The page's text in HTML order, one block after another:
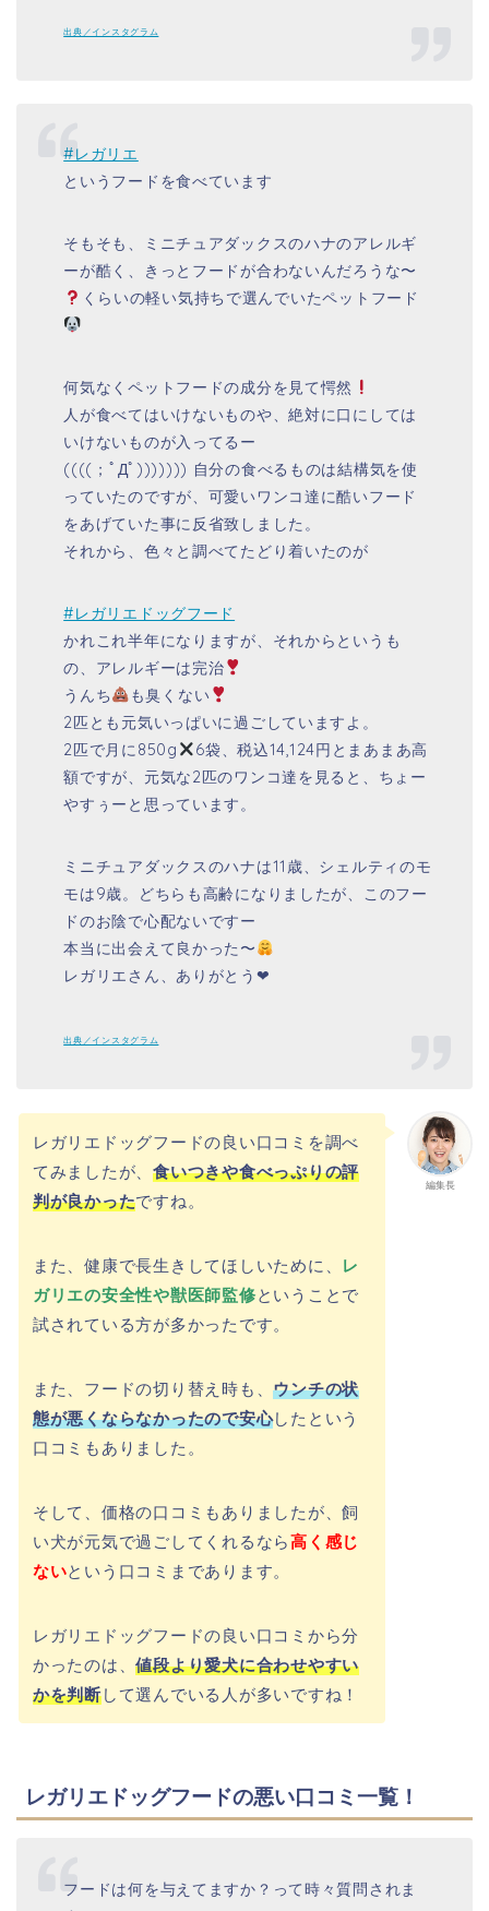
出典／インスタグラム
#レガリエ
というフードを食べています
そもそも、ミニチュアダックスのハナのアレルギ
ーが酷く、きっとフードが合わないんだろうな〜
くらいの軽い気持ちで選んでいたペットフード
何気なくペットフードの成分を見て愕然
人が食べてはいけないものや、絶対に口にしては
いけないものが入ってるー
((((；ﾟДﾟ))))))) 自分の食べるものは結構気を使
っていたのですが、可愛いワンコ達に酷いフード
をあげていた事に反省致しました。
それから、色々と調べてたどり着いたのが
#レガリエドッグフード
かれこれ半年になりますが、それからというも
の、アレルギーは完治
うんち
も臭くない
2匹とも元気いっぱいに過ごしていますよ。
2匹で月に850g
6袋、税込14,124円とまあまあ高
額ですが、元気な2匹のワンコ達を見ると、ちょー
やすぅーと思っています。
ミニチュアダックスのハナは11歳、シェルティのモ
モは9歳。どちらも高齢になりましたが、このフー
ドのお陰で心配ないですー
本当に出会えて良かった〜
レガリエさん、ありがとう❤︎
出典／インスタグラム
編集長
レガリエドッグフードの良い口コミを調べ
てみましたが、食いつきや食べっぷりの評
判が良かったですね。
また、健康で長生きしてほしいために、 レ
ガリエの安全性や獣医師監修ということで
試されている方が多かったです。
また、フードの切り替え時も、ウンチの状
態が悪くならなかったので安心したという
口コミもありました。
そして、価格の口コミもありましたが、飼
い犬が元気で過ごしてくれるなら高く感じ
ないという口コミまであります。
レガリエドッグフードの良い口コミから分
かったのは、値段より愛犬に合わせやすい
かを判断して選んでいる人が多いですね！
レガリエドッグフードの悪い口コミ一覧！
フードは何を与えてますか？って時々質問されま